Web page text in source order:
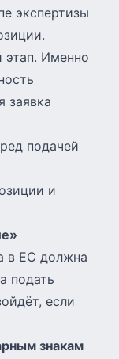
экспертизы
этап. Именно
заявка
подачей
и
в ЕС должна
подать
если
знакам